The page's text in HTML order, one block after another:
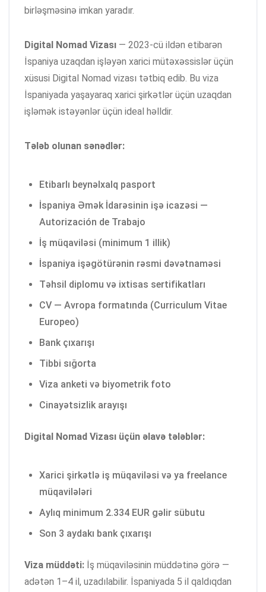
birləşməsinə imkan yaradır.
Digital Nomad Vizası — 2023-cü ildən etibarən
İspaniya uzaqdan işləyən xarici mütəxəssislər üçün
xüsusi Digital Nomad vizası tətbiq edib. Bu viza
İspaniyada yaşayaraq xarici şirkətlər üçün uzaqdan
işləmək istəyənlər üçün ideal həlldir.
Tələb olunan sənədlər:
Etibarlı beynəlxalq pasport
İspaniya Əmək İdarəsinin işə icazəsi —
Autorización de Trabajo
İş müqaviləsi (minimum 1 illik)
İspaniya işəgötürənin rəsmi dəvətnaməsi
Təhsil diplomu və ixtisas sertifikatları
CV — Avropa formatında (Curriculum Vitae
Europeo)
Bank çıxarışı
Tibbi sığorta
Viza anketi və biyometrik foto
Cinayətsizlik arayışı
Digital Nomad Vizası üçün əlavə tələblər:
Xarici şirkətlə iş müqaviləsi və ya freelance
müqavilələri
Aylıq minimum 2.334 EUR gəlir sübutu
Son 3 aydakı bank çıxarışı
Viza müddəti: İş müqaviləsinin müddətinə görə —
adətən 1–4 il, uzadılabilir. İspaniyada 5 il qaldıqdan